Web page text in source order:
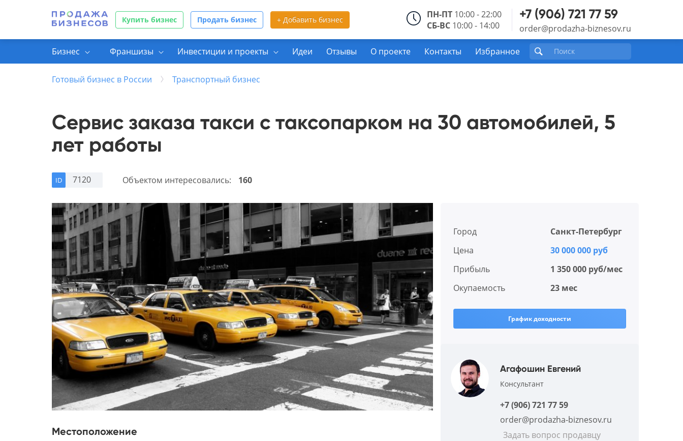
Купить бизнес Продать бизнес + Добавить бизнес ПН-ПТ 10:00 - 22:00
СБ-ВС 10:00 - 14:00
+7 (906) 721 77 59
order@prodazha-biznesov.ru
Бизнес Франшизы Инвестиции и проекты Идеи Отзывы О проекте Контакты Избранное
Готовый бизнес в России Транспортный бизнес
Сервис заказа такси с таксопарком на 30 автомобилей, 5
лет работы
ID 7120 Объектом интересовались: 160
Местоположение
Город
Санкт-Петербург
Цена
30 000 000 руб
Прибыль
1 350 000 руб/мес
Окупаемость
23 мес
График доходности
Агафошин Евгений
Консультант
+7 (906) 721 77 59
order@prodazha-biznesov.ru
Задать вопрос продавцу